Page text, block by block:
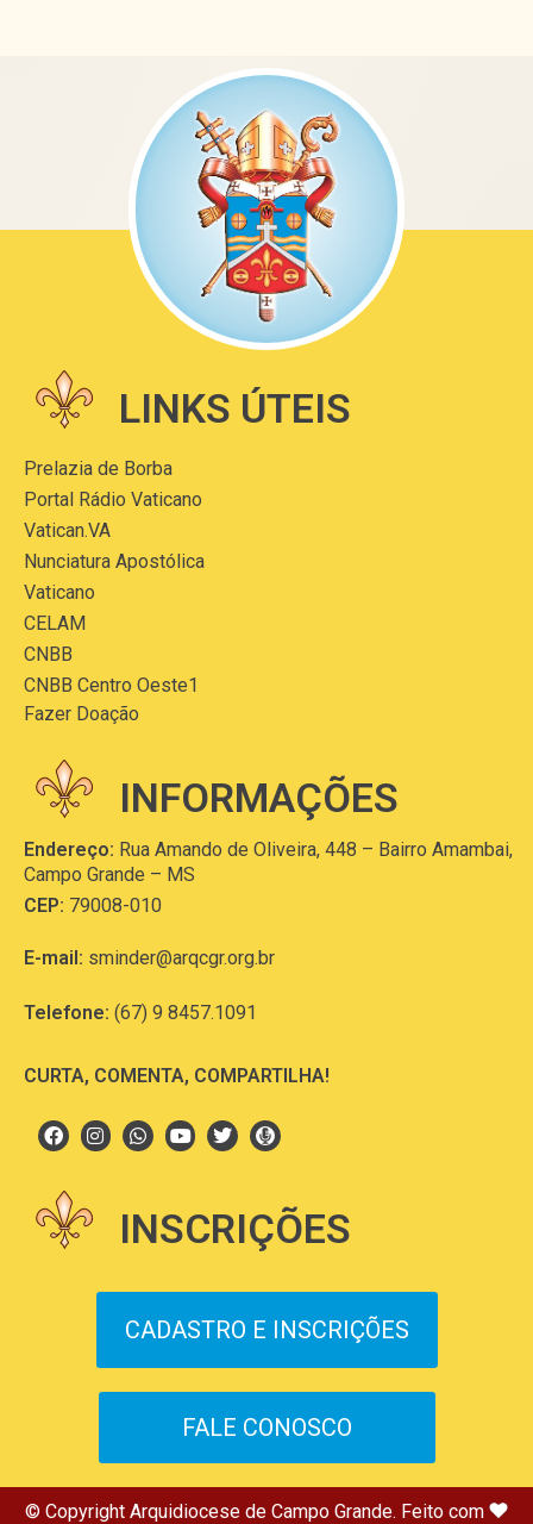
LINKS ÚTEIS
Prelazia de Borba
Portal Rádio Vaticano
Vatican.VA
Nunciatura Apostólica
Vaticano
CELAM
CNBB
CNBB Centro Oeste1
Fazer Doação
INFORMAÇÕES
Endereço: Rua Amando de Oliveira, 448 – Bairro Amambai,
Campo Grande – MS
CEP: 79008-010
E-mail: sminder@arqcgr.org.br
Telefone: (67) 9 8457.1091
CURTA, COMENTA, COMPARTILHA!
INSCRIÇÕES
CADASTRO E INSCRIÇÕES
FALE CONOSCO
© Copyright Arquidiocese de Campo Grande. Feito com